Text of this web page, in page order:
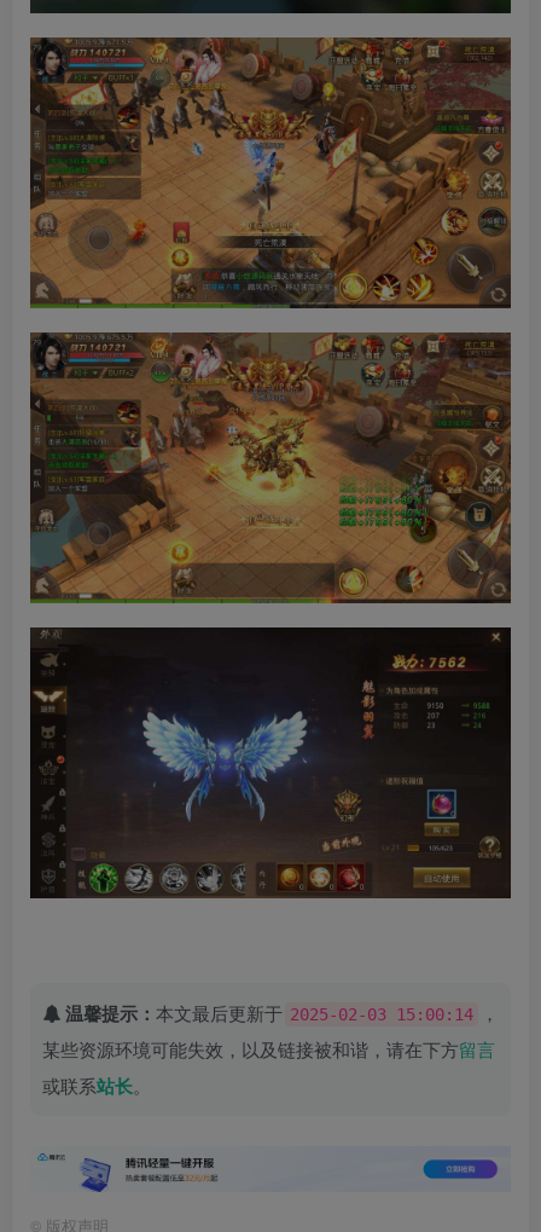
温馨提示： 本文最后更新于 2025-02-03 15:00:14
，
某些资源环境可能失效，以及链接被和谐，请在下方留言
或联系站长。
© 版权声明